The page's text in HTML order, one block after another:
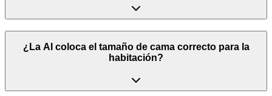
¿La AI coloca el tamaño de cama correcto para la
habitación?